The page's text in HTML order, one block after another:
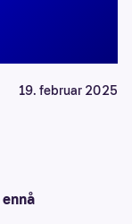
19. februar 2025